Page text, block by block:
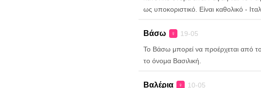
ως υποκοριστικό. Είναι καθολικό -
Βάσω ♀ 19-05
Το Βάσω μπορεί να προέρχεται από
το όνομα Βασιλική.
Βαλέρια ♀ 10-05